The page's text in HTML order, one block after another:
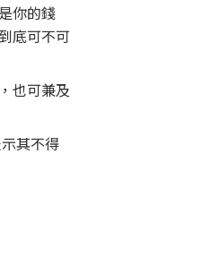
你的錢
底可不可
也可兼及
其不得